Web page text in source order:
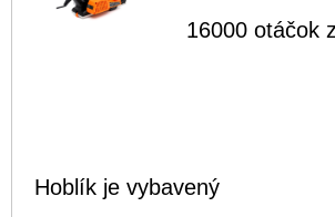
16000 otáčok
Hoblík je vybavený